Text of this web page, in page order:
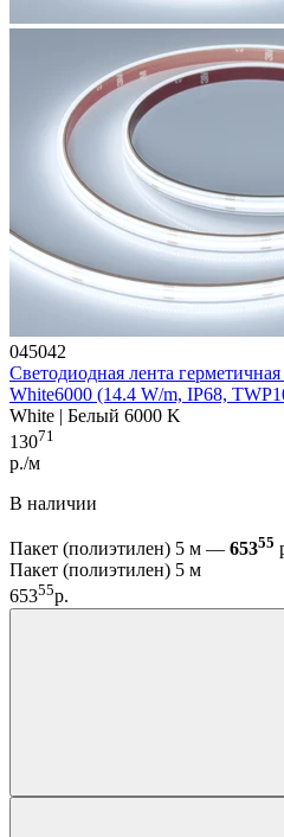
045042
Светодиодная лента
White6000 (14.4 W/m, IP68,
White | Белый 6000 K
13071
р./м
В наличии
Пакет (полиэтилен) 5 м — 65355
Пакет (полиэтилен) 5 м
65355р.